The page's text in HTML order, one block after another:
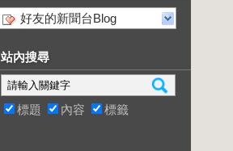
好友的新聞台Blog
站內搜尋
標題 內容 標籤